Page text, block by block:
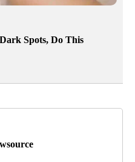
Spots, Do This